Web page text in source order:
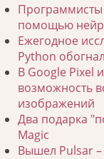
Программисты
помощью
Ежегодное
Python
В Google Pixel
возможность
изображений
Два подарка
Magic
Вышел Pulsar –